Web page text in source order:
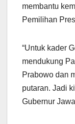
membantu
Pemilihan
“Untuk kader
mendukung
Prabowo dan
putaran. Jadi
Gubernur